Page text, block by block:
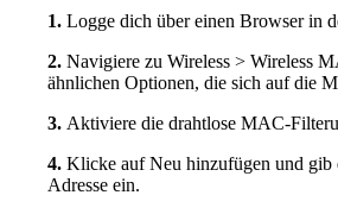
1. Logge dich über einen Browser in
2. Navigiere zu Wireless > Wireless
ähnlichen Optionen, die sich auf die
3. Aktiviere die drahtlose MAC-
4. Klicke auf Neu hinzufügen und
Adresse ein.